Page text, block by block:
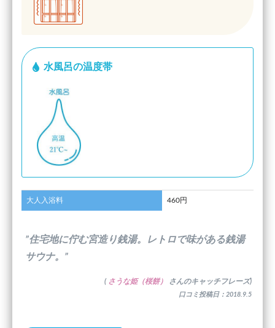
水風呂の温度帯
大人入浴料 460円
”住宅地に佇む宮造り銭湯。レトロで味がある銭湯
サウナ。”
( さうな姫（桜餅） さんのキャッチフレーズ)
口コミ投稿日：2018.9.5